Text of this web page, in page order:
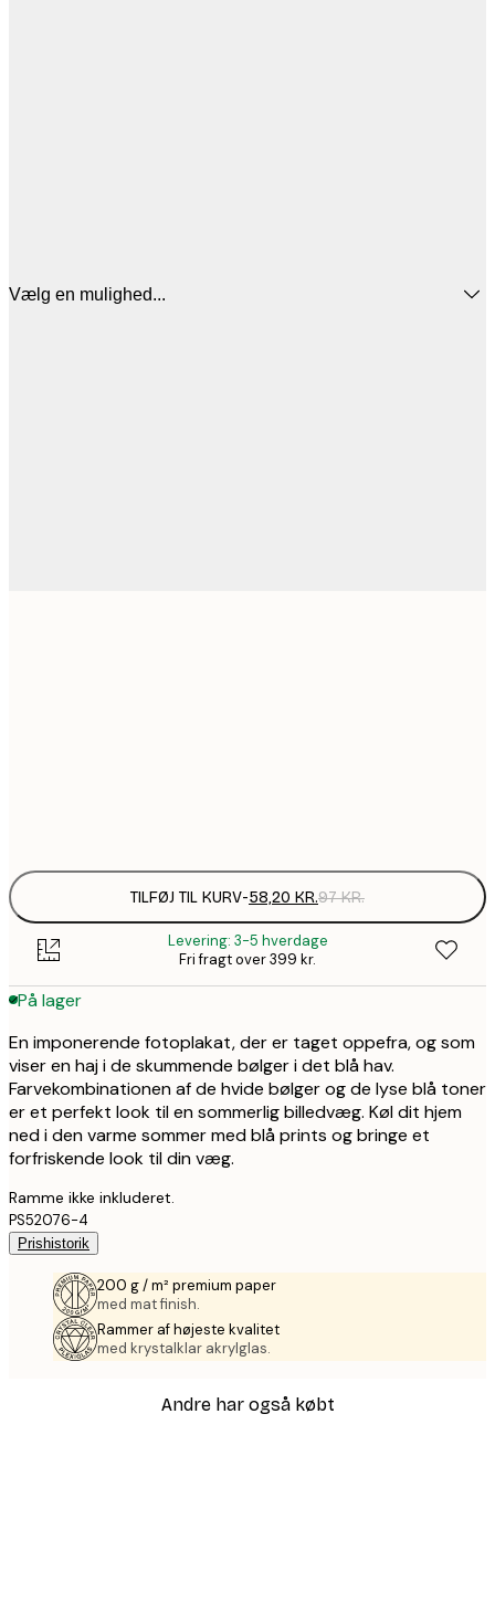
Vælg en mulighed...
TILFØJ TIL KURV-58,20 KR.97 KR.
Levering: 3-5 hverdage
Fri fragt over 399 kr.
På lager
En imponerende fotoplakat, der er taget oppefra, og som
viser en haj i de skummende bølger i det blå hav.
Farvekombinationen af de hvide bølger og de lyse blå toner
er et perfekt look til en sommerlig billedvæg. Køl dit hjem
ned i den varme sommer med blå prints og bringe et
forfriskende look til din væg.
Ramme ikke inkluderet.
PS52076-4
Prishistorik
200 g / m² premium paper
med mat finish.
Rammer af højeste kvalitet
med krystalklar akrylglas.
Andre har også købt